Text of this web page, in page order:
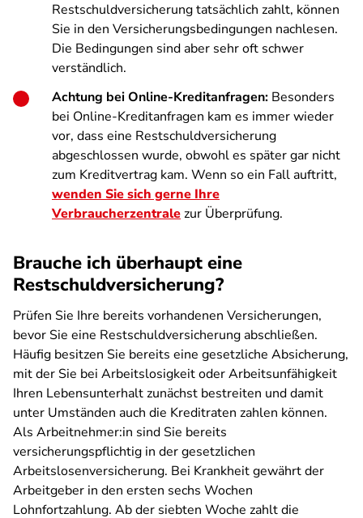
Restschuldversicherung tatsächlich zahlt, können
Sie in den Versicherungsbedingungen nachlesen.
Die Bedingungen sind aber sehr oft schwer
verständlich.
Achtung bei Online-Kreditanfragen: Besonders
bei Online-Kreditanfragen kam es immer wieder
vor, dass eine Restschuldversicherung
abgeschlossen wurde, obwohl es später gar nicht
zum Kreditvertrag kam. Wenn so ein Fall auftritt,
wenden Sie sich gerne Ihre
Verbraucherzentralezur Überprüfung.
Brauche ich überhaupt eine
Restschuldversicherung?
Prüfen Sie Ihre bereits vorhandenen Versicherungen,
bevor Sie eine Restschuldversicherung abschließen.
Häufig besitzen Sie bereits eine gesetzliche Absicherung,
mit der Sie bei Arbeitslosigkeit oder Arbeitsunfähigkeit
Ihren Lebensunterhalt zunächst bestreiten und damit
unter Umständen auch die Kreditraten zahlen können.
Als Arbeitnehmer:in sind Sie bereits
versicherungspflichtig in der gesetzlichen
Arbeitslosenversicherung. Bei Krankheit gewährt der
Arbeitgeber in den ersten sechs Wochen
Lohnfortzahlung. Ab der siebten Woche zahlt die